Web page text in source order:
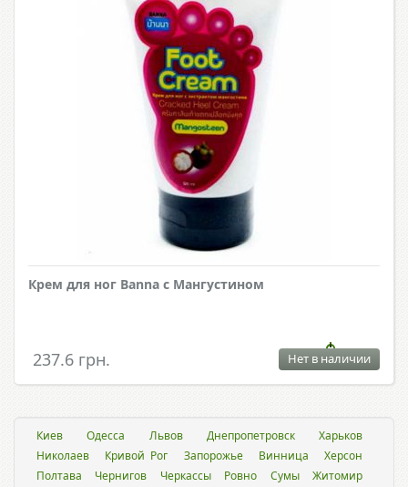
Крем для ног Banna с Мангустином
237.6 грн. Нет в наличии
Киев Одесса Львов Днепропетровск
Харьков
Николаев
Кривой Рог Запорожье Винница
Херсон
Полтава
Чернигов Черкассы Ровно Сумы Житомир